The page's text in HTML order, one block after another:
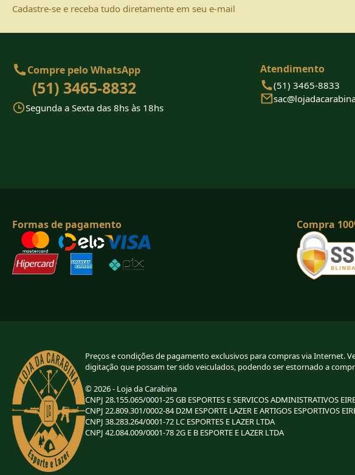
Cadastre-se e receba tudo diretamente em seu e-mail
Compre pelo WhatsApp
(51) 3465-8832
Segunda a Sexta das 8hs às 18hs
Atendimento
(51) 3465-8833
Formas de pagamento Compra
Preços e condições de pagamento exclusivos para compras via Internet.
digitação que possam ter sido veiculados, podendo ser estornado a
© 2026 - Loja da Carabina
CNPJ 28.155.065/0001-25 GB ESPORTES E SERVICOS ADMINISTRATIVOS
CNPJ 22.809.301/0002-84 D2M ESPORTE LAZER E ARTIGOS ESPORTIVOS
CNPJ 38.283.264/0001-72 LC ESPORTES E LAZER LTDA
CNPJ 42.084.009/0001-78 2G E B ESPORTE E LAZER LTDA